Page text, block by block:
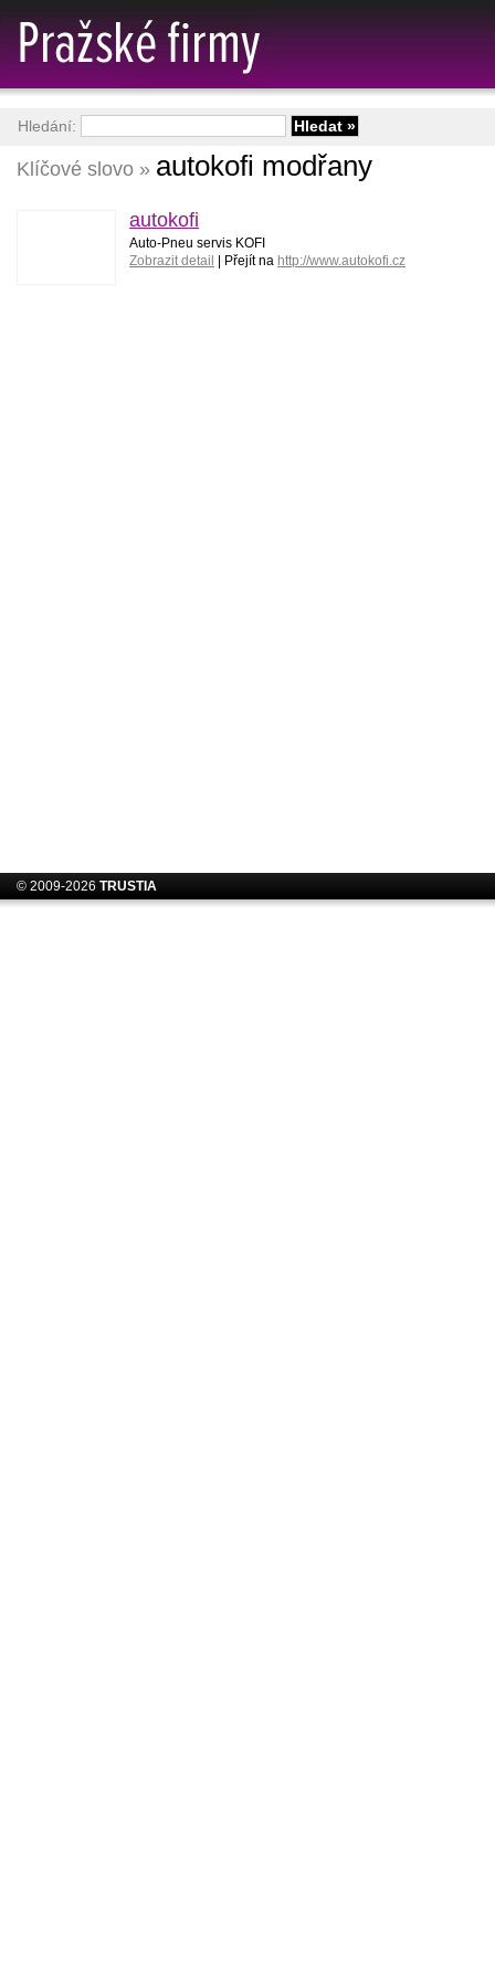
Klíčové slovo » autokofi modřany
autokofi
Auto-Pneu servis KOFI
Zobrazit detail
| Přejít na http://www.autokofi.cz
Hledání:
© 2009-2026 TRUSTIA